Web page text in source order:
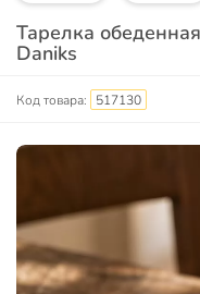
Тарелка
Daniks
Код товара: 517130